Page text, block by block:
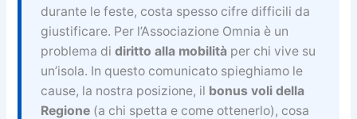
durante le feste, costa spesso cifre difficili da
giustificare. Per l’Associazione Omnia è un
problema didiritto alla mobilità per chi vive su
un’isola. In questo comunicato spieghiamo le
cause, la nostra posizione, il bonus voli della
Regione (a chi spetta e come ottenerlo), cosa